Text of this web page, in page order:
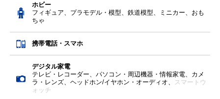
ホビー
フィギュア、プラモデル・模型、鉄道模型、ミニカー、おも
ちゃ
携帯電話・スマホ
デジタル家電
テレビ・レコーダー、パソコン・周辺機器・情報家電、カメ
ラ・レンズ、ヘッドホン/イヤホン・オーディオ、
スマートウ
ォッチ